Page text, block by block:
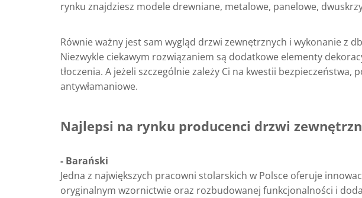
rynku znajdziesz modele drewniane, metalowe, panelowe,
Równie ważny jest sam wygląd drzwi zewnętrznych i wykonanie z
Niezwykle ciekawym rozwiązaniem są dodatkowe elementy
tłoczenia. A jeżeli szczególnie zależy Ci na kwestii
antywłamaniowe.
Najlepsi na rynku producenci drzwi
- Barański
Jedna z największych pracowni stolarskich w Polsce oferuje
oryginalnym wzornictwie oraz rozbudowanej funkcjonalności i